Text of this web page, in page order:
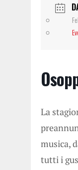
La
musica,
tutti i